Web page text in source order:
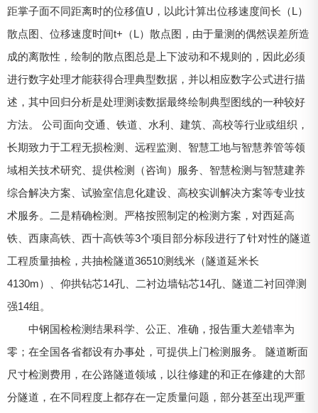
距掌子面不同距离时的位移值U，以此计算出位移速度间长（L）
散点图、位移速度时间t+（L）散点图，由于量测的偶然误差所造
成的离散性，绘制的散点图总是上下波动和不规则的，因此必须
进行数字处理才能获得合理典型数据，并以相应数字公式进行描
述，其中回归分析是处理测读数据最终绘制典型图线的一种较好
方法。 公司面向交通、铁道、水利、建筑、高校等行业或组织，
长期致力于工程无损检测、远程监测、智慧工地与智慧养管等领
域相关技术研究、提供检测（咨询）服务、智慧检测与智慧建养
综合解决方案、试验室信息化建设、高校实训解决方案等专业技
术服务。二是精确检测。严格按照制定的检测方案，对西延高
铁、西康高铁、西十高铁等3个项目部分标段进行了针对性的隧道
工程质量抽检，共抽检隧道36510测线米（隧道延米长
4130m）、仰拱钻芯14孔、二衬边墙钻芯14孔、隧道二衬回弹测
强14组。
中钢国检检测结果科学、公正、准确，报告重大差错率为
零；在全国各省都设有办事处，可提供上门检测服务。 隧道断面
尺寸检测费用，在公路隧道领域，以往修建的和正在修建的大部
分隧道，在不同程度上都存在一定质量问题，部分甚至出现严重